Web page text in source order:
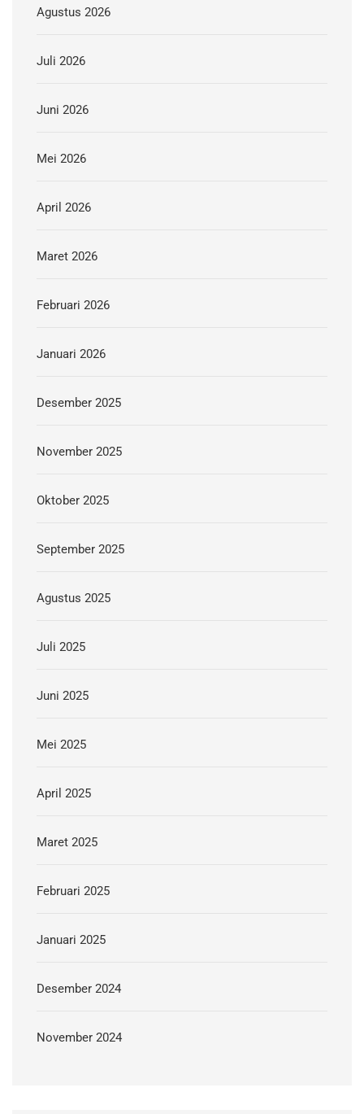
Agustus 2026
Juli 2026
Juni 2026
Mei 2026
April 2026
Maret 2026
Februari 2026
Januari 2026
Desember 2025
November 2025
Oktober 2025
September 2025
Agustus 2025
Juli 2025
Juni 2025
Mei 2025
April 2025
Maret 2025
Februari 2025
Januari 2025
Desember 2024
November 2024